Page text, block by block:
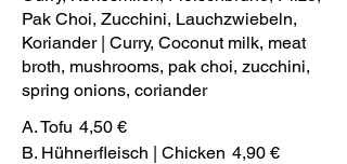
Pak Choi, Zucchini, Lauchzwiebeln,
Koriander | Curry, Coconut milk, meat
broth, mushrooms, pak choi, zucchini,
spring onions, coriander
A. Tofu 4,50 €
B. Hühnerfleisch | Chicken 4,90 €